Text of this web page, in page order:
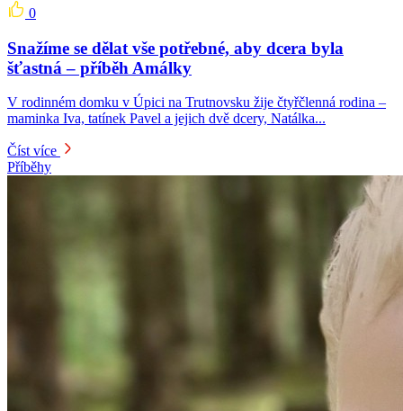
0
Snažíme se dělat vše potřebné, aby dcera byla
šťastná – příběh Amálky
V rodinném domku v Úpici na Trutnovsku žije čtyřčlenná rodina –
maminka Iva, tatínek Pavel a jejich dvě dcery, Natálka...
Číst více
Příběhy